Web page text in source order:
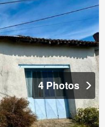
4 Photos